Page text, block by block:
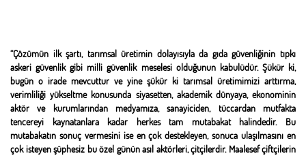
“Çözümün ilk şartı, tarımsal üretimin dolayısıyla da gıda güvenliğinin tıpkı
askeri güvenlik gibi milli güvenlik meselesi olduğunun kabulüdür. Şükür ki,
bugün o irade mevcuttur ve yine şükür ki tarımsal üretimimizi arttırma,
verimliliği yükseltme konusunda siyasetten, akademik dünyaya, ekonominin
aktör ve kurumlarından medyamıza, sanayiciden, tüccardan mutfakta
tencereyi kaynatanlara kadar herkes tam mutabakat halindedir. Bu
mutabakatın sonuç vermesini ise en çok destekleyen, sonuca ulaşılmasını en
çok isteyen şüphesiz bu özel günün asıl aktörleri, çitçilerdir. Maalesef çiftçilerin